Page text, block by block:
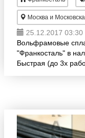
Москва и
25.12.2017 03:30
Вольфрамовые
"Франкосталь" в
Быстрая (до 3х